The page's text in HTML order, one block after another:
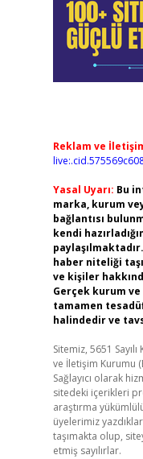
Reklam ve
Yasal Uyarı: Bu
marka, kurum
bağlantısı
kendi
haber niteliği
ve kişiler
Gerçek kurum
tamamen
halindedir ve
Sitemiz, 5651
ve İletişim Kurumu
Sağlayıcı olarak
sitedeki içerikleri
araştırma
üyelerimiz
taşımakta olup,
etmiş sayılırlar.